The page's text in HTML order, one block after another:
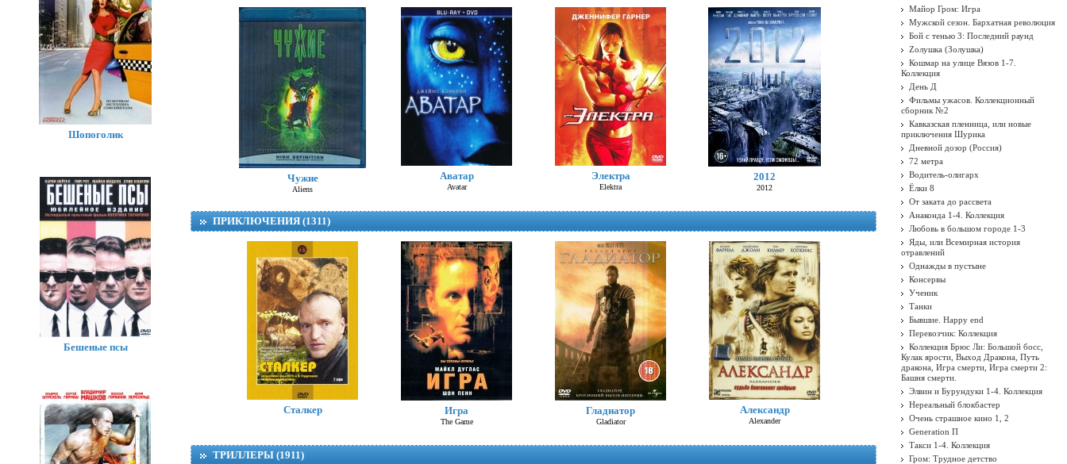
Чужие
Aliens
Аватар
Avatar
Электра
Elektra
2012
2012
ПРИКЛЮЧЕНИЯ (1311)
Сталкер Игра
The Game
Гладиатор
Gladiator
Александр
Alexander
ТРИЛЛЕРЫ (1911)
Шопоголик
Бешеные псы
Майор Гром: Игра
Мужской сезон. Бархатная революция
Бой с тенью 3: Последний раунд
Zолушка (Золушка)
Кошмар на улице Вязов 1-7.
Коллекция
День Д
Фильмы ужасов. Коллекционный
сборник №2
Кавказская пленница, или новые
приключения Шурика
Дневной дозор (Россия)
72 метра
Водитель-олигарх
Ёлки 8
От заката до рассвета
Анаконда 1-4. Коллекция
Любовь в большом городе 1-3
Яды, или Всемирная история
отравлений
Однажды в пустыне
Консервы
Ученик
Танки
Бывшие. Happy end
Перевозчик: Коллекция
Коллекция Брюс Ли: Большой босс,
Кулак ярости, Выход Дракона, Путь
дракона, Игра смерти, Игра смерти 2:
Башня смерти.
Элвин и Бурундуки 1-4. Коллекция
Нереальный блокбастер
Очень страшное кино 1, 2
Generation П
Такси 1-4. Коллекция
Гром: Трудное детство